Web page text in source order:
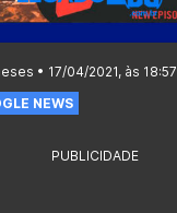
• 17/04/2021, às 18:57
NEWS
PUBLICIDADE